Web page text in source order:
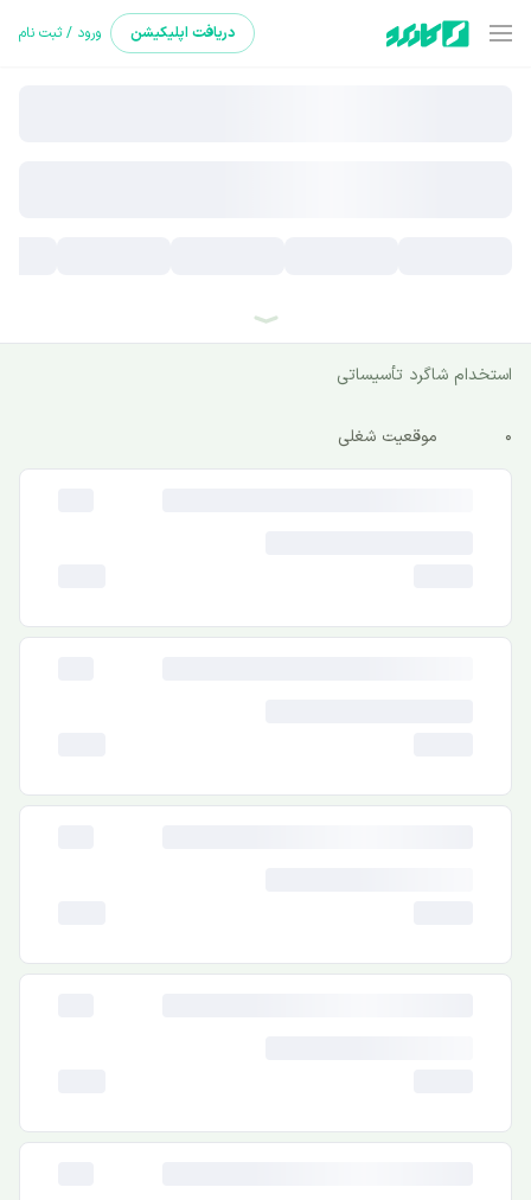
دریافت اپلیکیشن ورود / ثبت نام
استخدام شاگرد تأسیساتی
0 موقعیت شغلی